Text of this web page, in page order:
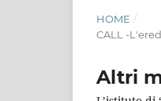
HOME /
CALL -
Altri